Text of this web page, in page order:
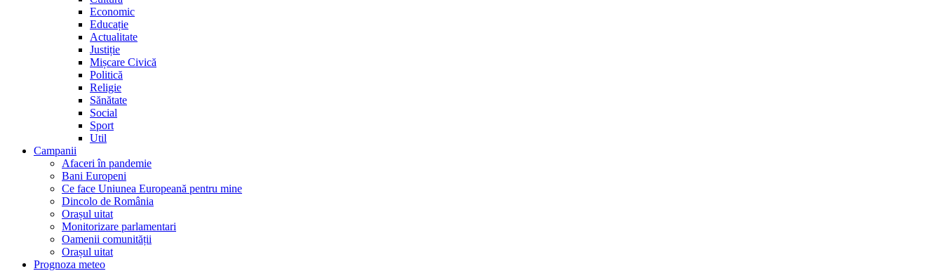
Economic
Educație
Actualitate
Justiție
Mișcare Civică
Politică
Religie
Sănătate
Social
Sport
Util
Campanii
Afaceri în pandemie
Bani Europeni
Ce face Uniunea Europeană pentru mine
Dincolo de România
Orașul uitat
Monitorizare parlamentari
Oamenii comunității
Orașul uitat
Prognoza meteo